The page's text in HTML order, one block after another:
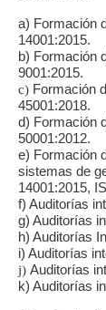
a) Formación
14001:2015.
b) Formación
9001:2015.
​c) Formación
45001:2018.
d) Formación
50001:2012.
e) Formación
sistemas de
14001:2015,
f) Auditorías
g) Auditorías
h) Auditorías
i) Auditorías
​j) Auditorías
k) Auditorías